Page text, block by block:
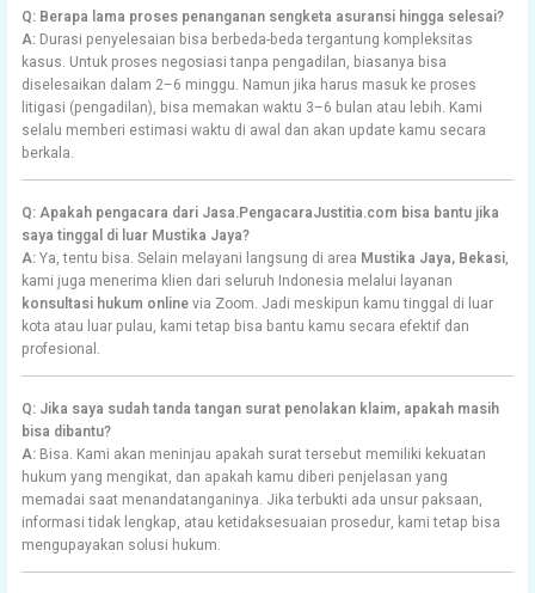
Q: Berapa lama proses penanganan sengketa asuransi hingga selesai?
A: Durasi penyelesaian bisa berbeda-beda tergantung kompleksitas
kasus. Untuk proses negosiasi tanpa pengadilan, biasanya bisa
diselesaikan dalam 2–6 minggu. Namun jika harus masuk ke proses
litigasi (pengadilan), bisa memakan waktu 3–6 bulan atau lebih. Kami
selalu memberi estimasi waktu di awal dan akan update kamu secara
berkala.
Q: Apakah pengacara dari Jasa.PengacaraJustitia.com bisa bantu jika
saya tinggal di luar Mustika Jaya?
A:Ya, tentu bisa. Selain melayani langsung di area Mustika Jaya, Bekasi,
kami juga menerima klien dari seluruh Indonesia melalui layanan
konsultasi hukum onlinevia Zoom. Jadi meskipun kamu tinggal di luar
kota atau luar pulau, kami tetap bisa bantu kamu secara efektif dan
profesional.
Q: Jika saya sudah tanda tangan surat penolakan klaim, apakah masih
bisa dibantu?
A: Bisa. Kami akan meninjau apakah surat tersebut memiliki kekuatan
hukum yang mengikat, dan apakah kamu diberi penjelasan yang
memadai saat menandatanganinya. Jika terbukti ada unsur paksaan,
informasi tidak lengkap, atau ketidaksesuaian prosedur, kami tetap bisa
mengupayakan solusi hukum.